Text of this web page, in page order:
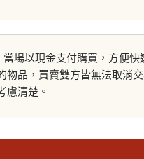
當場以現金支付購買，方便快
物品，買賣雙方皆無法取消
慮清楚。